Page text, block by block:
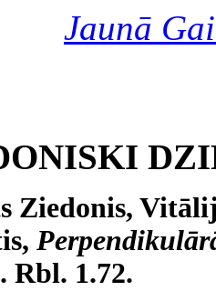
Jaunā
Ziedonis,
Rbl. 1.72.